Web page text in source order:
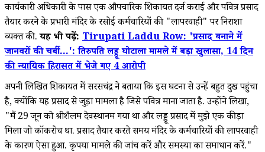
कार्यकारी अधिकारी के पास एक औपचारिक शिकायत दर्ज कराई और पवित्र प्रसाद
तैयार करने के प्रभारी मंदिर के रसोई कर्मचारियों की "लापरवाही" पर निराशा
व्यक्त की.यह भी पढ़ें: Tirupati Laddu Row: 'प्रसाद बनाने में
जानवरों की चर्बी...': तिरुपति लड्डू घोटाला मामले में बड़ा खुलासा, 14 दिन
की न्यायिक हिरासत में भेजे गए 4 आरोपी
अपनी लिखित शिकायत में सरसचंद्र ने बताया कि इस घटना से उन्हें बहुत दुख पहुंचा
है, क्योंकि यह प्रसाद से जुड़ा मामला है जिसे पवित्र माना जाता है. उन्होंने लिखा,
"मैं 29 जून को श्रीशैलम देवस्थानम गया था और लड्डू प्रसाद में मुझे एक कीड़ा
मिला जो कॉकरोच था. प्रसाद तैयार करते समय मंदिर के कर्मचारियों की लापरवाही
के कारण ऐसा हुआ. कृपया मामले की जांच करें और समस्या का समाधान करें."